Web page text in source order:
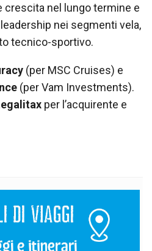
crescita nel lungo termine e
nei segmenti vela,
tecnico-sportivo.
(per MSC Cruises) e
(per Vam Investments).
per l’acquirente e